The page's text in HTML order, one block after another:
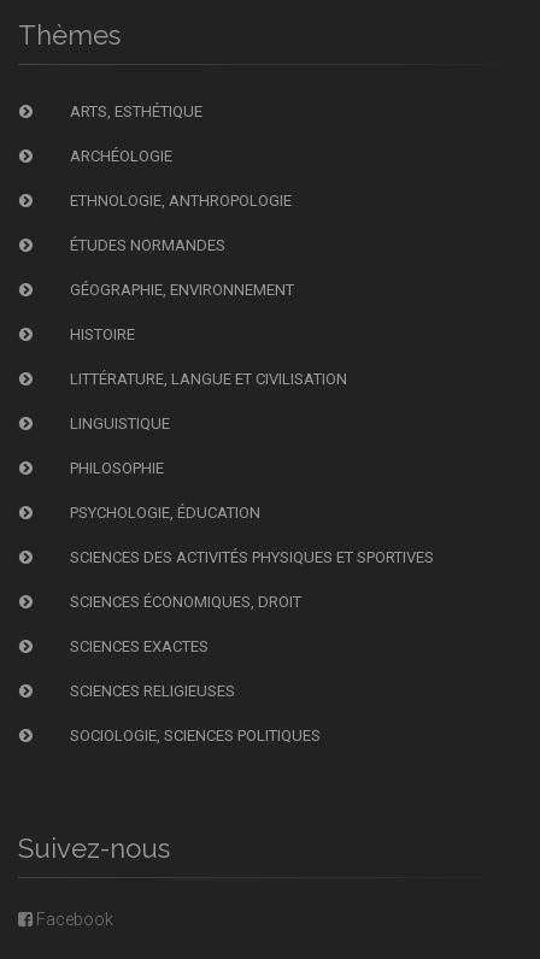
Thèmes
ARTS, ESTHÉTIQUE
ARCHÉOLOGIE
ETHNOLOGIE, ANTHROPOLOGIE
ÉTUDES NORMANDES
GÉOGRAPHIE, ENVIRONNEMENT
HISTOIRE
LITTÉRATURE, LANGUE ET CIVILISATION
LINGUISTIQUE
PHILOSOPHIE
PSYCHOLOGIE, ÉDUCATION
SCIENCES DES ACTIVITÉS PHYSIQUES ET SPORTIVES
SCIENCES ÉCONOMIQUES, DROIT
SCIENCES EXACTES
SCIENCES RELIGIEUSES
SOCIOLOGIE, SCIENCES POLITIQUES
Suivez-nous
Facebook